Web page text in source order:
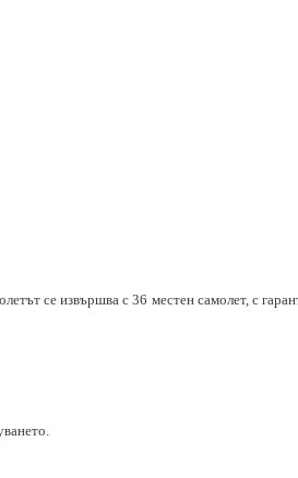
се извършва с 36 местен самолет, с